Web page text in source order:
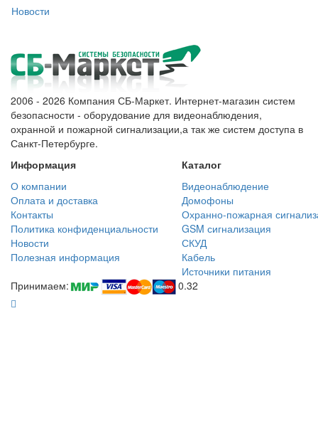
Новости
2006 - 2026 Компания СБ-Маркет. Интернет-магазин систем
безопасности - оборудование для видеонаблюдения,
охранной и пожарной сигнализации,а так же систем доступа в
Санкт-Петербурге.
Информация
Каталог
О компании
Видеонаблюдение
Оплата и доставка
Домофоны
Контакты
Охранно-пожарная
Политика конфиденциальности
GSM сигнализация
Новости
СКУД
Полезная информация
Кабель
Источники питания
Принимаем:
0.32